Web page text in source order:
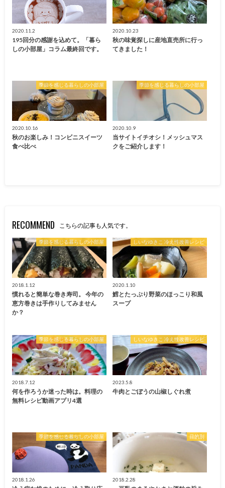
2020.11.2
195回分の感謝を込めて。「暮ら
しの小部屋」コラム最終回です。
2020.10.23
秋の味覚探しに産地直売所に行っ
てきました！
季節を感じる暮らしの小部屋
2020.10.16
秋のお楽しみ！コンビニスイーツ
食べ比べ
季節を感じる暮らしの小部屋
2020.10.9
当サイトイチオシ！メッシュマス
クをご紹介します！
RECOMMEND こちらの記事も人気です。
季節を感じる暮らしの小部屋
2018.1.12
慣れると簡単な巻き寿司。 今年の
恵方巻きは手作りしてみません
か？
しいなゆきこ 冷え性改善レシピ
2020.1.10
鱈とたっぷり野菜のほっこり和風
スープ
季節を感じる暮らしの小部屋
2018.7.12
何を作ろうか迷った時は。料理の
無料レシピ動画アプリ4選
しいなゆきこ 冷え性改善レシピ
2023.5.8
牛肉とごぼうの山椒しぐれ煮
季節を感じる暮らしの小部屋
2018.1.26
目的別
2018.2.28